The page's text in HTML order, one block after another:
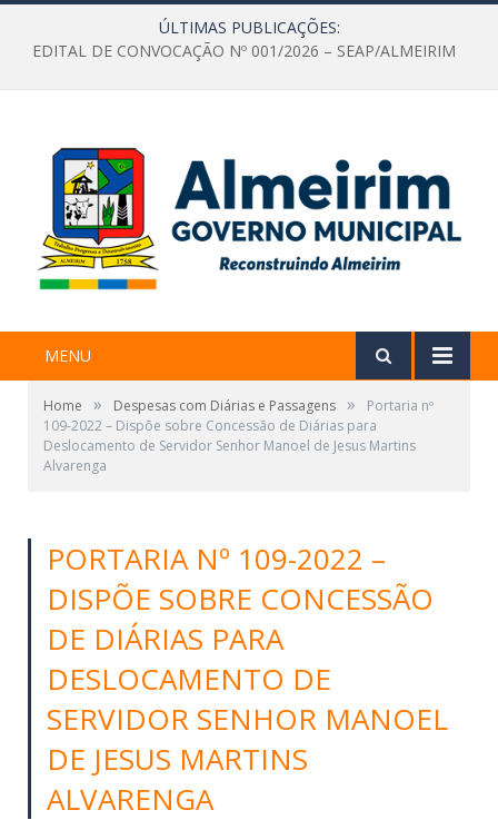
ÚLTIMAS PUBLICAÇÕES:
EDITAL DE CONVOCAÇÃO Nº 001/2026 – SEAP/ALMEIRIM
MENU
Home » Despesas com Diárias e Passagens »
Portaria nº
109-2022 – Dispõe sobre Concessão de Diárias para
Deslocamento de Servidor Senhor Manoel de Jesus Martins
Alvarenga
PORTARIA Nº 109-2022 –
DISPÕE SOBRE CONCESSÃO
DE DIÁRIAS PARA
DESLOCAMENTO DE
SERVIDOR SENHOR MANOEL
DE JESUS MARTINS
ALVARENGA